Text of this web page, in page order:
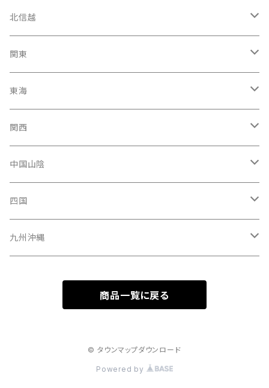
宮城県
岩手県
福島県
青森県
秋田県
山形県
北信越
石川県
富山駅
新潟県
長野県
福井県
関東
東京都
神奈川県
千葉県
埼玉県
茨城県
東海
愛知県
静岡県
三重県
岐阜県
関西
大阪府
京都府
兵庫県
中国山陰
広島県
岡山県
四国
高知県
九州沖縄
商品一覧に戻る
© タウンマップダウンロード
Powered by